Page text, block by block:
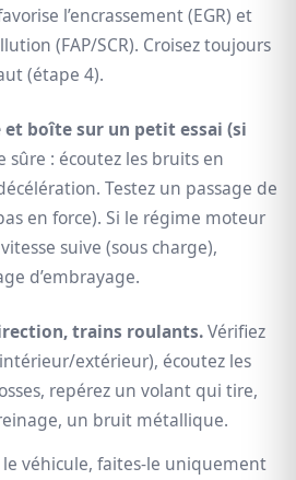
l’encrassement (EGR) et
(FAP/SCR). Croisez toujours
(étape 4).
et boîte sur un petit essai (si
sûre : écoutez les bruits en
Testez un passage de
en force). Si le régime moteur
suive (sous charge),
d’embrayage.
trains roulants.Vérifiez
extérieur), écoutez les
repérez un volant qui tire,
un bruit métallique.
le véhicule, faites-le uniquement